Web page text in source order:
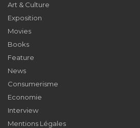
Art & Culture
Exposition
Movies
Books
Feature
News
Consumerisme
Economie
Interview
Mentions Légales